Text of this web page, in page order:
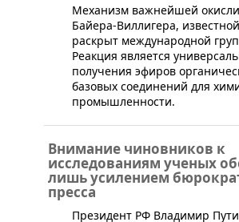
​Механизм важнейшей
Байера-Виллигера,
раскрыт международной
Реакция является
получения эфиров
базовых соединений для
промышленности.
Внимание чиновников к
исследованиям ученых
лишь усилением
пресса
​Президент РФ Владимир